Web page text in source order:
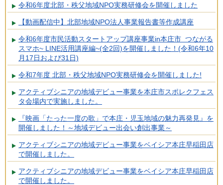
令和6年度北部・秩父地域NPO実務研修会を開催しました
【動画配信中】北部地域NPO法人事業報告書等作成講座
令和6年度市民活動スタートアップ講座事業in本庄市 つながる
スマホ~ LINE活用講座編~(全2回)を開催しました！(令和6年10
月17日および31日)
令和7年度 北部・秩父地域NPO実務研修会を開催しました!
アクティブシニアの地域デビュー事業を本庄市スポレクフェス
タ会場内で実施しました。
『映画「たった一度の歌」で本庄・児玉地域の魅力再発見』を
開催しました！～地域デビュー出会い創出事業～
アクティブシニアの地域デビュー事業をベイシア本庄早稲田店
で開催しました。
アクティブシニアの地域デビュー事業をベイシア本庄早稲田店
で開催しました。